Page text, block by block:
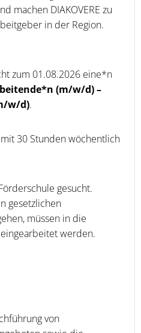
machen DIAKOVERE zu
in der Region.
zum 01.08.2026 eine*n
(m/w/d) –
w/d).
30 Stunden wöchentlich
gesucht.
gesetzlichen
müssen in die
werden.
von